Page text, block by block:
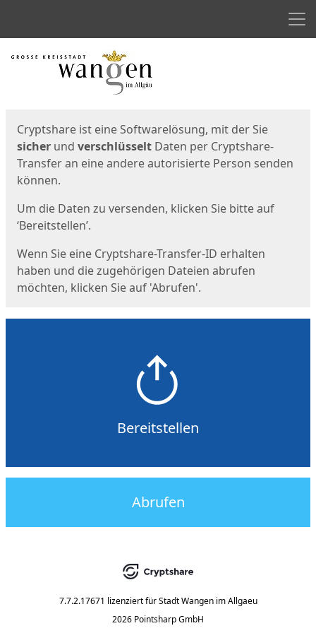
Start
Cryptshare ist eine Softwarelösung, mit der Sie
sicher und verschlüsselt Daten per Cryptshare-
Transfer an eine andere autorisierte Person senden
können.
Um die Daten zu versenden, klicken Sie bitte auf
‘Bereitstellen’.
Wenn Sie eine Cryptshare-Transfer-ID erhalten
haben und die zugehörigen Dateien abrufen
möchten, klicken Sie auf 'Abrufen'.
Bereitstellen
Abrufen
7.7.2.17671 lizenziert für Stadt Wangen im Allgaeu
2026 Pointsharp GmbH